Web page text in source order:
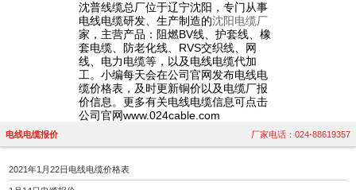
沈普线缆总厂位于辽宁沈阳，专门从事
电线电缆研发、生产制造的沈阳电缆厂
家，主营产品：阻燃BV线、护套线、橡
套电缆、防老化线、RVS交织线、网
线、电力电缆等，以及电线电缆代加
工。小编每天会在公司官网发布电线电
缆价格表，及时更新铜价以及电缆厂报
价信息。更多有关电线电缆信息可点击
公司官网www.024cable.com
电线电缆报价 厂家电话：024-88619357
2021年1月22日电线电缆价格表